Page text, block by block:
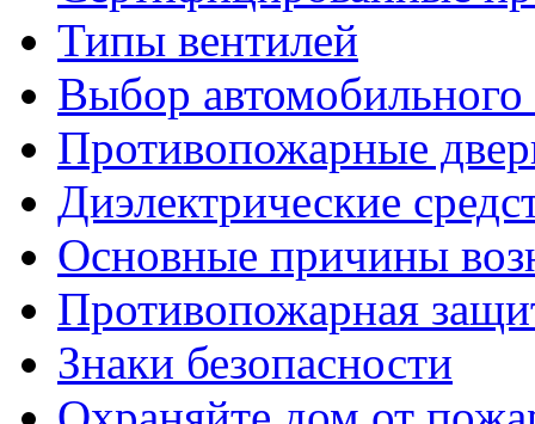
Типы вентилей
Выбор автомобильного
Противопожарные
Диэлектрические
Основные причины
Противопожарная
Знаки безопасности